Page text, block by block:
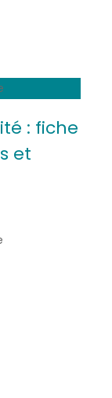
: fiche
et